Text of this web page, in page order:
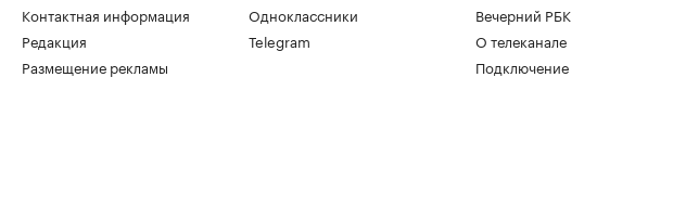
Контактная информация
Редакция
Размещение рекламы
Одноклассники
Telegram
Вечерний РБК
О телеканале
Подключение